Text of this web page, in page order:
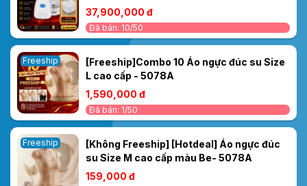
37,900,000 đ
Đã bán: 10/50
Freeship
[Freeship]Combo 10 Áo ngực đúc su Size
L cao cấp - 5078A
1,590,000 đ
Đã bán: 1/50
Freeship
[Không Freeship] [Hotdeal] Áo ngực đúc
su Size M cao cấp màu Be- 5078A
159,000 đ